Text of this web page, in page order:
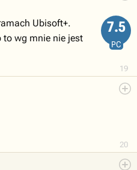
19
7.5
PC
Ubisoft+.
to wg mnie nie jest
20